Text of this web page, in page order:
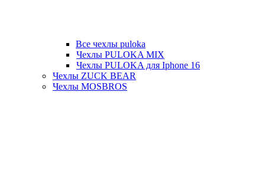
Все чехлы puloka
Чехлы PULOKA MIX
Чехлы PULOKA для Iphone 16
Чехлы ZUCK BEAR
Чехлы MOSBROS